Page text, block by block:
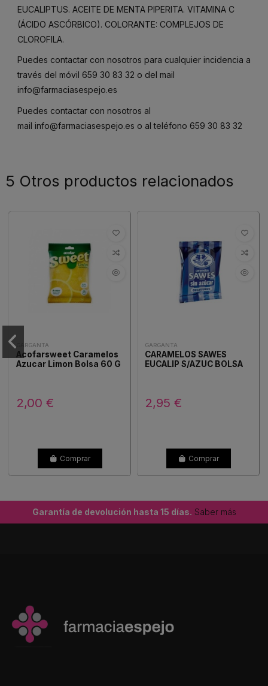
EUCALIPTUS. ACEITE DE MENTA PIPERITA. VITAMINA C
(ÁCIDO ASCÓRBICO). COLORANTE: COMPLEJOS DE
CLOROFILA.
Puedes contactar con nosotros para cualquier incidencia a
través del móvil 659 30 83 32 o del mail
info@farmaciasespejo.es
Puedes contactar con nosotros al
mail info@farmaciasespejo.es o al teléfono 659 30 83 32
5 Otros productos relacionados
GARGANTA
Acofarsweet Caramelos
Azucar Limon Bolsa 60 G
2,00 €
Comprar
GARGANTA
CARAMELOS SAWES
EUCALIP S/AZUC BOLSA
2,95 €
Comprar
Garantía de devolución hasta 15 días. Saber más